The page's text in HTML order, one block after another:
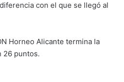
con el que se llegó al
Horneo Alicante termina la
26 puntos.